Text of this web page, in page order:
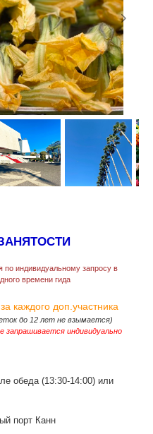
индивидуальному запросу в
времени гида
каждого доп.участника
до 12 лет не взымается)
запрашивается индивидуально
обеда (13:30-14:00) или
порт Канн